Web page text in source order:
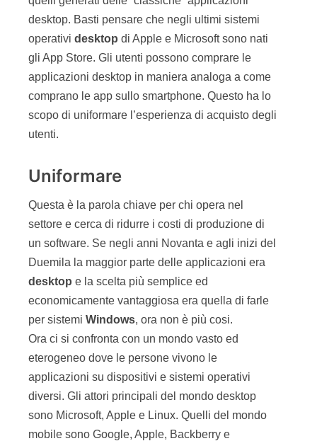
desktop. Basti pensare che negli ultimi sistemi
operativi desktop di Apple e Microsoft sono nati
gli App Store. Gli utenti possono comprare le
applicazioni desktop in maniera analoga a come
comprano le app sullo smartphone. Questo ha lo
scopo di uniformare l’esperienza di acquisto degli
utenti.
Uniformare
Questa è la parola chiave per chi opera nel
settore e cerca di ridurre i costi di produzione di
un software. Se negli anni Novanta e agli inizi del
Duemila la maggior parte delle applicazioni era
desktop e la scelta più semplice ed
economicamente vantaggiosa era quella di farle
per sistemi Windows, ora non è più cosi.
Ora ci si confronta con un mondo vasto ed
eterogeneo dove le persone vivono le
applicazioni su dispositivi e sistemi operativi
diversi. Gli attori principali del mondo desktop
sono Microsoft, Apple e Linux. Quelli del mondo
mobile sono Google, Apple, Backberry e